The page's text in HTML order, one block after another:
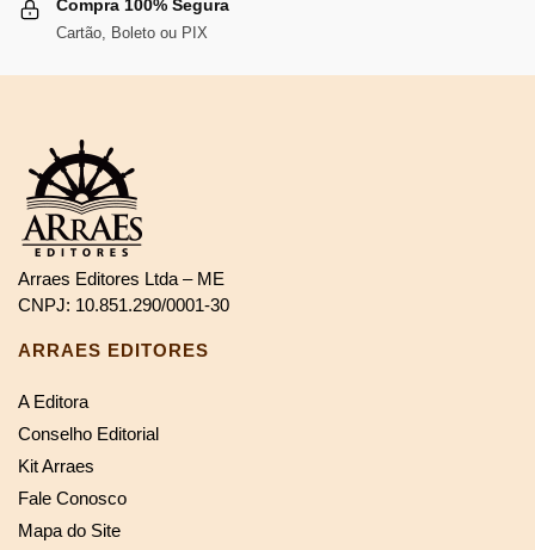
Compra 100% Segura
Cartão, Boleto ou PIX
Arraes Editores Ltda – ME
CNPJ: 10.851.290/0001-30
ARRAES EDITORES
A Editora
Conselho Editorial
Kit Arraes
Fale Conosco
Mapa do Site